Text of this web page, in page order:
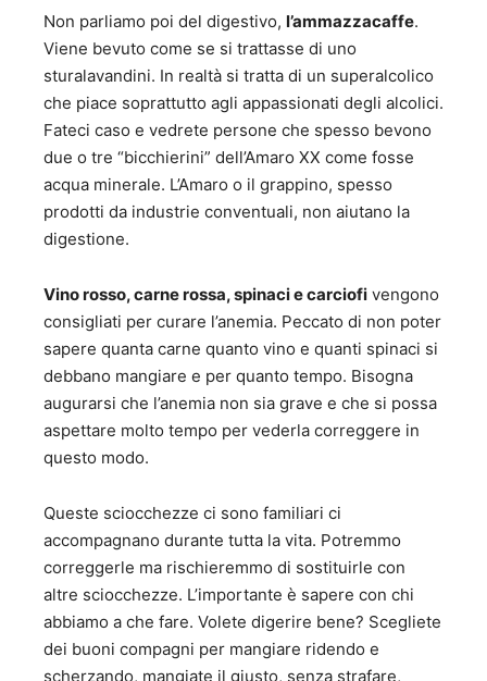
Non parliamo poi del digestivo, l’ammazzacaffe.
Viene bevuto come se si trattasse di uno
sturalavandini. In realtà si tratta di un superalcolico
che piace soprattutto agli appassionati degli alcolici.
Fateci caso e vedrete persone che spesso bevono
due o tre “bicchierini” dell’Amaro XX come fosse
acqua minerale. L’Amaro o il grappino, spesso
prodotti da industrie conventuali, non aiutano la
digestione.
Vino rosso, carne rossa, spinaci e carciofi vengono
consigliati per curare l’anemia. Peccato di non poter
sapere quanta carne quanto vino e quanti spinaci si
debbano mangiare e per quanto tempo. Bisogna
augurarsi che l’anemia non sia grave e che si possa
aspettare molto tempo per vederla correggere in
questo modo.
Queste sciocchezze ci sono familiari ci
accompagnano durante tutta la vita. Potremmo
correggerle ma rischieremmo di sostituirle con
altre sciocchezze. L’importante è sapere con chi
abbiamo a che fare. Volete digerire bene? Scegliete
dei buoni compagni per mangiare ridendo e
scherzando, mangiate il giusto, senza strafare,